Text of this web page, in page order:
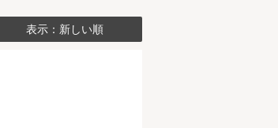
表示：新しい順